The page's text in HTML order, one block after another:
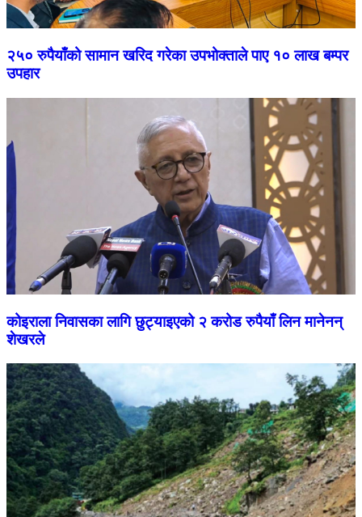
२५० रुपैयाँको सामान खरिद गरेका उपभोक्ताले पाए १० लाख बम्पर
उपहार
कोइराला निवासका लागि छुट्याइएको २ करोड रुपैयाँ लिन मानेनन्
शेखरले